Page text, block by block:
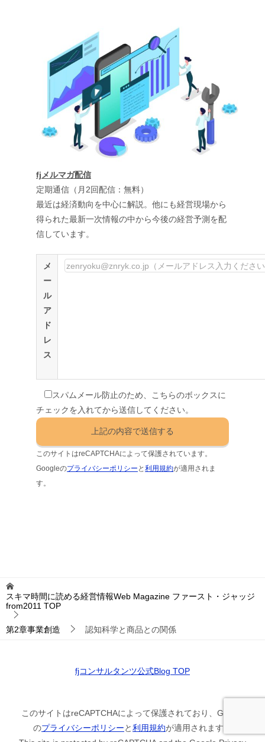
fjメルマガ配信
定期通信（月2回配信：無料）
最近は経済動向を中心に解説。他にも経営現場から
得られた最新一次情報の中から今後の経営予測を配
信しています。
メ
ー
ル
ア
ド
レ
ス
スパムメール防止のため、こちらのボックスに
チェックを入れてから送信してください。
このサイトはreCAPTCHAによって保護されています。
Googleのプライバシーポリシー と利用規約が適用されま
す。
スキマ時間に読める経営情報Web Magazine ファースト・ジャッジ
from2011 TOP
第2章事業創造 認知科学と商品との関係
fjコンサルタンツ公式Blog TOP
このサイトはreCAPTCHAによって保護されており、Google
のプライバシーポリシーと利用規約が適用されます。